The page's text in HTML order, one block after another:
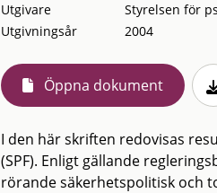
Utgivare
Styrelsen för
Utgivningsår
2004
Öppna dokument
I den här skriften redovisas
(SPF). Enligt gällande
rörande säkerhetspolitisk och